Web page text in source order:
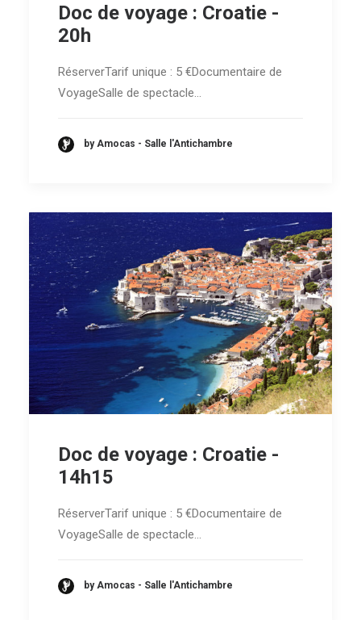
Doc de voyage : Croatie -
20h
RéserverTarif unique : 5 €Documentaire de
VoyageSalle de spectacle…
by Amocas - Salle l'Antichambre
Doc de voyage : Croatie -
14h15
RéserverTarif unique : 5 €Documentaire de
VoyageSalle de spectacle…
by Amocas - Salle l'Antichambre